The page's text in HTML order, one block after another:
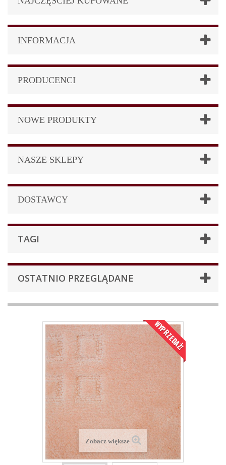
INFORMACJA
PRODUCENCI
NOWE PRODUKTY
NASZE SKLEPY
DOSTAWCY
TAGI
OSTATNIO PRZEGLĄDANE
WYPRZEDAŻ!
Zobacz większe